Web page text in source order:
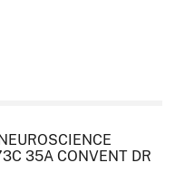
35A CONVENT DR